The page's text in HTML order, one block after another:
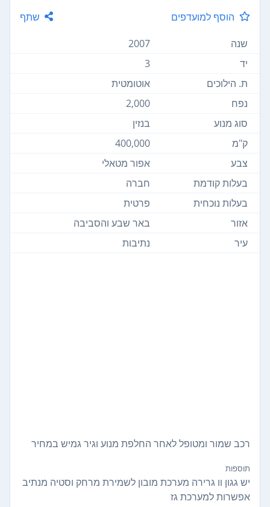
הוסף למועדפים
שתף
שנה
2007
יד
3
ת. הילוכים
אוטומטית
נפח
2,000
סוג מנוע
בנזין
ק"מ
400,000
צבע
אפור מטאלי
בעלות קודמת
חברה
בעלות נוכחית
פרטית
אזור
באר שבע והסביבה
עיר
נתיבות
רכב שמור ומטופל לאחר החלפת מנוע וגיר גמיש במחיר
תוספות
יש גגון וו גרירה מערכת מובון לשמירת מרחק וסטיה מנתיב
אפשרות למערכת גז